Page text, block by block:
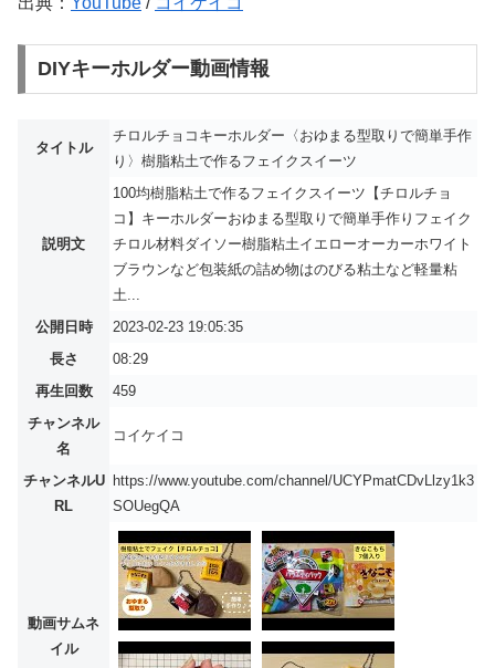
DIYキーホルダー動画情報
タイトル
チロルチョコキーホルダー〈おゆまる型取りで簡単手作
り〉樹脂粘土で作るフェイクスイーツ
説明文
100均樹脂粘土で作るフェイクスイーツ【チロルチョ
コ】キーホルダーおゆまる型取りで簡単手作りフェイク
チロル材料ダイソー樹脂粘土イエローオーカーホワイト
ブラウンなど包装紙の詰め物はのびる粘土など軽量粘
土...
公開日時
2023-02-23 19:05:35
長さ
08:29
再生回数
459
チャンネル
名
コイケイコ
チャンネルU
RL
https://www.youtube.com/channel/UCYPmatCDvLlzy1k3
SOUegQA
動画サムネ
イル